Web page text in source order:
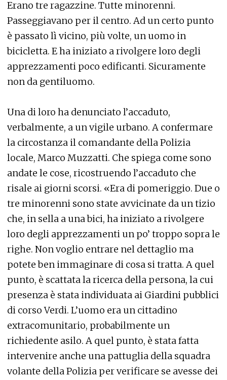
Erano tre ragazzine. Tutte minorenni.
Passeggiavano per il centro. Ad un certo punto
è passato lì vicino, più volte, un uomo in
bicicletta. E ha iniziato a rivolgere loro degli
apprezzamenti poco edificanti. Sicuramente
non da gentiluomo.
Una di loro ha denunciato l’accaduto,
verbalmente, a un vigile urbano. A confermare
la circostanza il comandante della Polizia
locale, Marco Muzzatti. Che spiega come sono
andate le cose, ricostruendo l’accaduto che
risale ai giorni scorsi. «Era di pomeriggio. Due o
tre minorenni sono state avvicinate da un tizio
che, in sella a una bici, ha iniziato a rivolgere
loro degli apprezzamenti un po’ troppo sopra le
righe. Non voglio entrare nel dettaglio ma
potete ben immaginare di cosa si tratta. A quel
punto, è scattata la ricerca della persona, la cui
presenza è stata individuata ai Giardini pubblici
di corso Verdi. L’uomo era un cittadino
extracomunitario, probabilmente un
richiedente asilo. A quel punto, è stata fatta
intervenire anche una pattuglia della squadra
volante della Polizia per verificare se avesse dei